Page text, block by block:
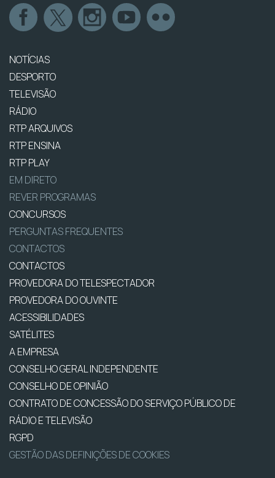
NOTÍCIAS
DESPORTO
TELEVISÃO
RÁDIO
RTP ARQUIVOS
RTP ENSINA
RTP PLAY
EM DIRETO
REVER PROGRAMAS
CONCURSOS
PERGUNTAS FREQUENTES
CONTACTOS
CONTACTOS
PROVEDORA DO TELESPECTADOR
PROVEDORA DO OUVINTE
ACESSIBILIDADES
SATÉLITES
A EMPRESA
CONSELHO GERAL INDEPENDENTE
CONSELHO DE OPINIÃO
CONTRATO DE CONCESSÃO DO SERVIÇO PÚBLICO DE
RÁDIO E TELEVISÃO
RGPD
GESTÃO DAS DEFINIÇÕES DE COOKIES